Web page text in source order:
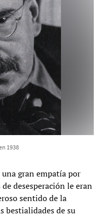
1938
gran empatía por
desesperación le eran
sentido de la
bestialidades de su